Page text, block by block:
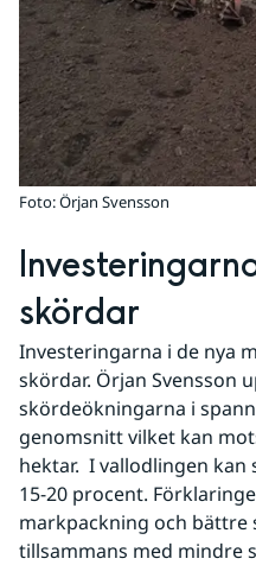
Foto: Örjan Svensson
skördar
Investeringarna i de nya
skördar. Örjan Svensson
skördeökningarna i
genomsnitt vilket kan
hektar.  I vallodlingen
15-20 procent.
markpackning och
tillsammans med mindre